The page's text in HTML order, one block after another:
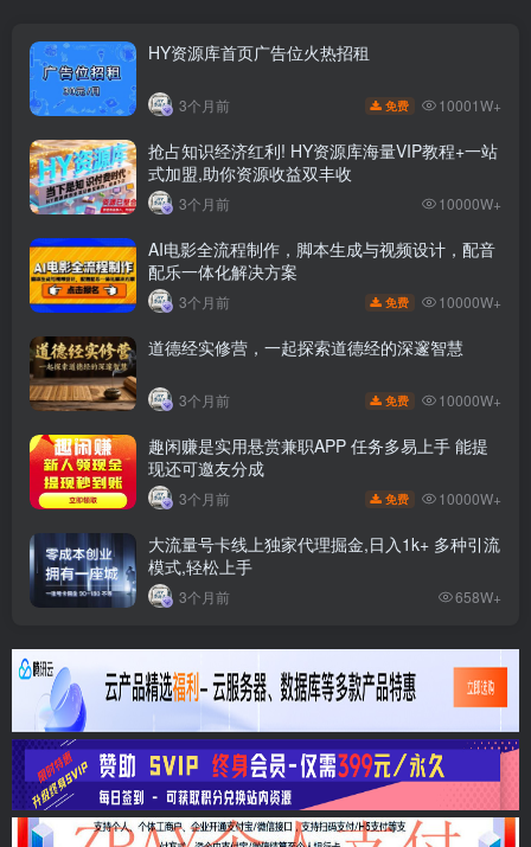
HY资源库首页广告位火热招租
3个月前 免费 10001W+
抢占知识经济红利! HY资源库海量VIP教程+一站
式加盟,助你资源收益双丰收
3个月前 10000W+
AI电影全流程制作，脚本生成与视频设计，配音
配乐一体化解决方案
3个月前 免费 10000W+
道德经实修营，一起探索道德经的深邃智慧
3个月前 免费 10000W+
趣闲赚是实用悬赏兼职APP 任务多易上手 能提
现还可邀友分成
3个月前 免费 10000W+
大流量号卡线上独家代理掘金,日入1k+ 多种引流
模式,轻松上手
3个月前 658W+